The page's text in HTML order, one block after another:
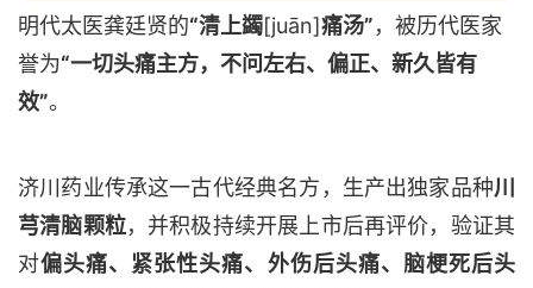
明代太医龚廷贤的“清上蠲[juān]痛汤”，被历代医家
誉为“一切头痛主方，不问左右、偏正、新久皆有
效”。
济川药业传承这一古代经典名方，生产出独家品种川
芎清脑颗粒，并积极持续开展上市后再评价， 验证其
对偏头痛、紧张性头痛、外伤后头痛、脑梗死后头